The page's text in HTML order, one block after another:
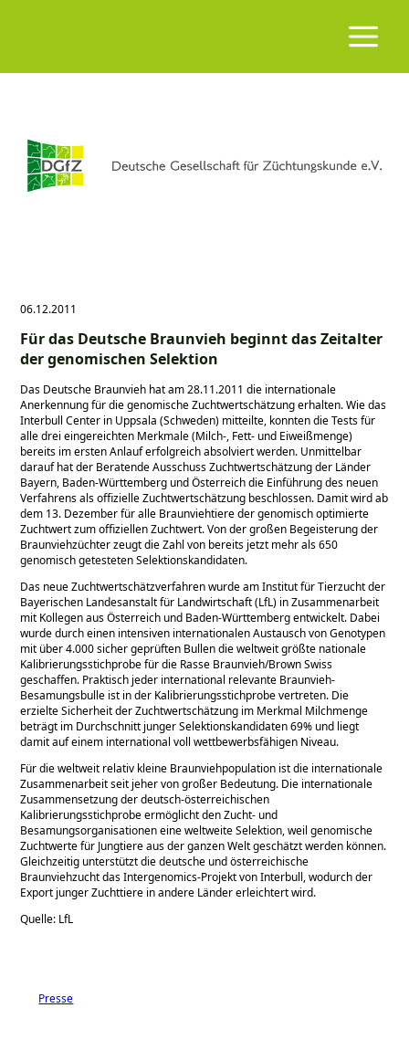
06.12.2011
Für das Deutsche Braunvieh beginnt das Zeitalter
der genomischen Selektion
Das Deutsche Braunvieh hat am 28.11.2011 die internationale
Anerkennung für die genomische Zuchtwertschätzung erhalten. Wie das
Interbull Center in Uppsala (Schweden) mitteilte, konnten die Tests für
alle drei eingereichten Merkmale (Milch-, Fett- und Eiweißmenge)
bereits im ersten Anlauf erfolgreich absolviert werden. Unmittelbar
darauf hat der Beratende Ausschuss Zuchtwertschätzung der Länder
Bayern, Baden-Württemberg und Österreich die Einführung des neuen
Verfahrens als offizielle Zuchtwertschätzung beschlossen. Damit wird ab
dem 13. Dezember für alle Braunviehtiere der genomisch optimierte
Zuchtwert zum offiziellen Zuchtwert. Von der großen Begeisterung der
Braunviehzüchter zeugt die Zahl von bereits jetzt mehr als 650
genomisch getesteten Selektionskandidaten.
Das neue Zuchtwertschätzverfahren wurde am Institut für Tierzucht der
Bayerischen Landesanstalt für Landwirtschaft (LfL) in Zusammenarbeit
mit Kollegen aus Österreich und Baden-Württemberg entwickelt. Dabei
wurde durch einen intensiven internationalen Austausch von Genotypen
mit über 4.000 sicher geprüften Bullen die weltweit größte nationale
Kalibrierungsstichprobe für die Rasse Braunvieh/Brown Swiss
geschaffen. Praktisch jeder international relevante Braunvieh-
Besamungsbulle ist in der Kalibrierungsstichprobe vertreten. Die
erzielte Sicherheit der Zuchtwertschätzung im Merkmal Milchmenge
beträgt im Durchschnitt junger Selektionskandidaten 69% und liegt
damit auf einem international voll wettbewerbsfähigen Niveau.
Für die weltweit relativ kleine Braunviehpopulation ist die internationale
Zusammenarbeit seit jeher von großer Bedeutung. Die internationale
Zusammensetzung der deutsch-österreichischen
Kalibrierungsstichprobe ermöglicht den Zucht- und
Besamungsorganisationen eine weltweite Selektion, weil genomische
Zuchtwerte für Jungtiere aus der ganzen Welt geschätzt werden können.
Gleichzeitig unterstützt die deutsche und österreichische
Braunviehzucht das Intergenomics-Projekt von Interbull, wodurch der
Export junger Zuchttiere in andere Länder erleichtert wird.
Quelle: LfL
Presse